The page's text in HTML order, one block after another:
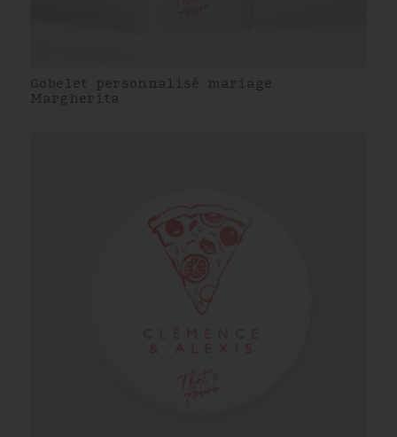
Gobelet personnalisé mariage
Margherita